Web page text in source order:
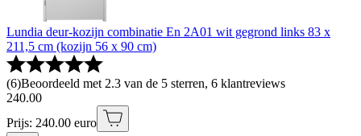
Lundia deur-kozijn combinatie En 2A01 wit gegrond links 83 x
211,5 cm (kozijn 56 x 90 cm)
(6)Beoordeeld met 2.3 van de 5 sterren, 6 klantreviews
240.00
Prijs: 240.00 euro